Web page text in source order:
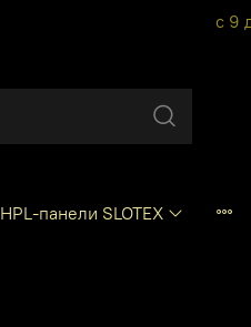
с 9
HPL-панели SLOTEX